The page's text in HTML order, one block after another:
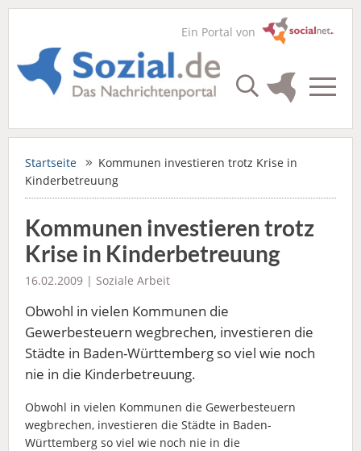
Ein Portal von
Startseite
Kommunen investieren trotz Krise in
Kinderbetreuung
Kommunen investieren trotz
Krise in Kinderbetreuung
16.02.2009 | Soziale Arbeit
Obwohl in vielen Kommunen die
Gewerbesteuern wegbrechen, investieren die
Städte in Baden-Württemberg so viel wie noch
nie in die Kinderbetreuung.
Obwohl in vielen Kommunen die Gewerbesteuern
wegbrechen, investieren die Städte in Baden-
Württemberg so viel wie noch nie in die